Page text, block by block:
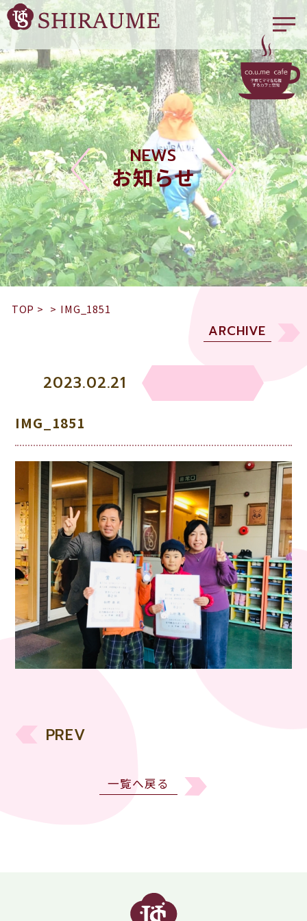
NEWS
お知らせ
TOP > > IMG_1851
ARCHIVE
2023.02.21
IMG_1851
PREV
一覧へ戻る